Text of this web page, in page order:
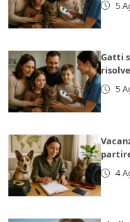
5
Gatti
5
4